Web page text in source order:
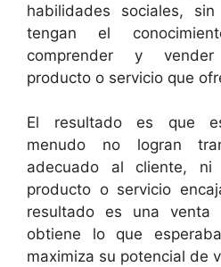
habilidades sociales,
tengan el
comprender y
producto o servicio que
El resultado es que
menudo no logran
adecuado al cliente, ni
producto o servicio
resultado es una
obtiene lo que
maximiza su potencial de